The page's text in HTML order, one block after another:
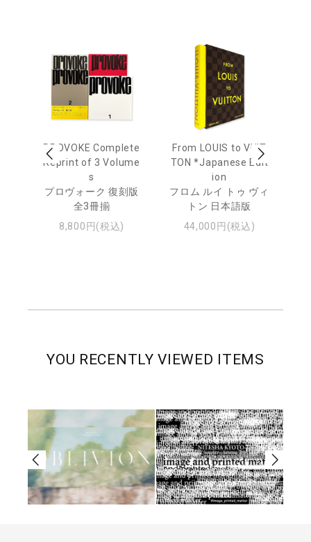
PROVOKE Complete
Reprint of 3 Volume
s
プロヴォーク 復刻版
全3冊揃
8,800円(税込)
From LOUIS to VUIT
TON *Japanese Edit
ion
フロム ルイ トゥ ヴィ
トン 日本語版
44,000円(税込)
YOU RECENTLY VIEWED ITEMS